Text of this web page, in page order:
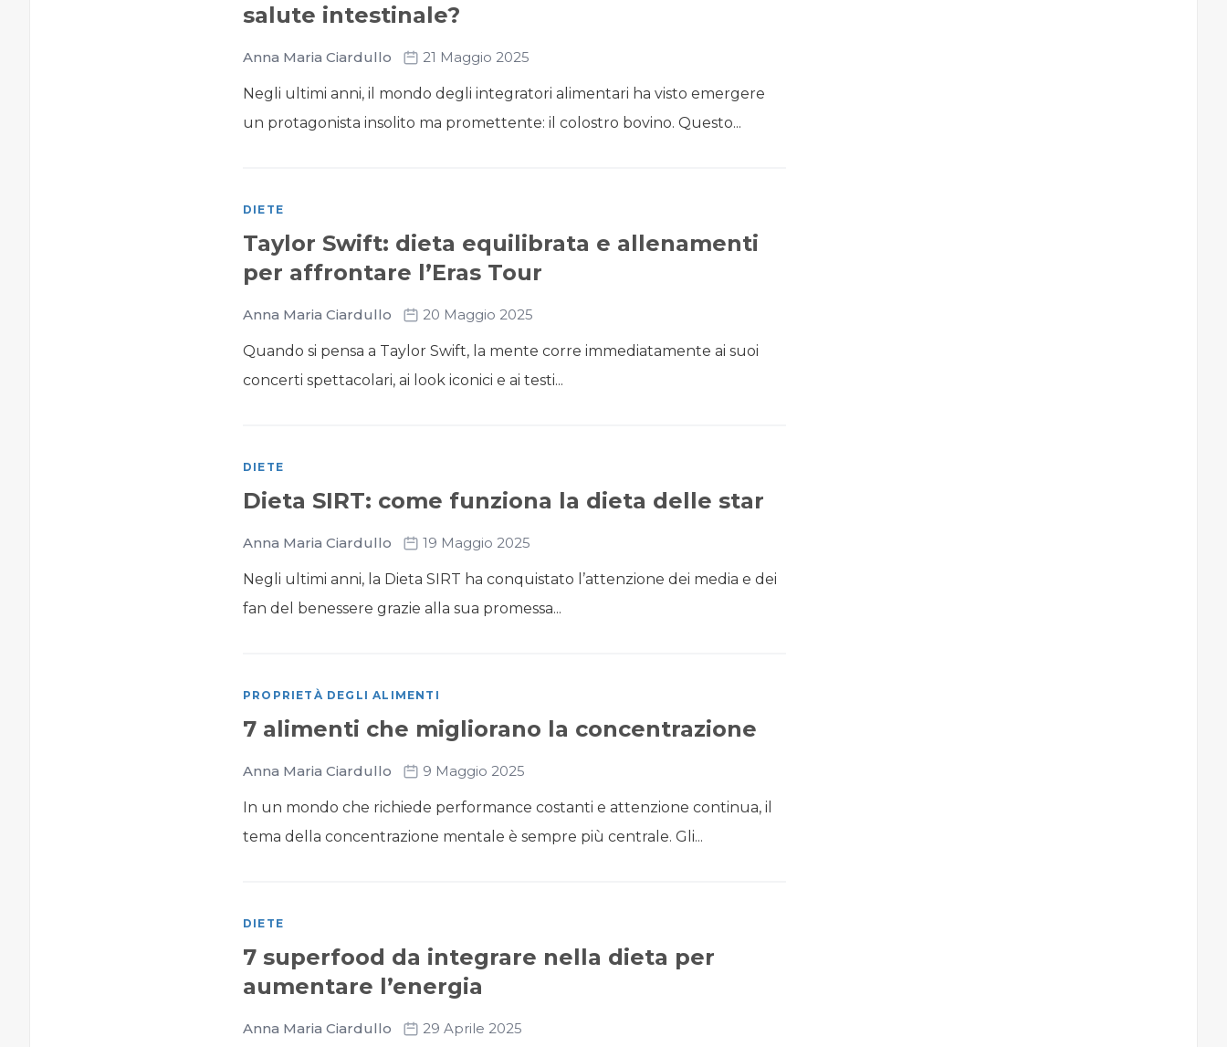
salute intestinale?
Anna Maria Ciardullo 21 Maggio 2025
Negli ultimi anni, il mondo degli integratori alimentari ha visto emergere
un protagonista insolito ma promettente: il colostro bovino. Questo...
DIETE
Taylor Swift: dieta equilibrata e allenamenti
per affrontare l’Eras Tour
Anna Maria Ciardullo 20 Maggio 2025
Quando si pensa a Taylor Swift, la mente corre immediatamente ai suoi
concerti spettacolari, ai look iconici e ai testi...
DIETE
Dieta SIRT: come funziona la dieta delle star
Anna Maria Ciardullo 19 Maggio 2025
Negli ultimi anni, la Dieta SIRT ha conquistato l’attenzione dei media e dei
fan del benessere grazie alla sua promessa...
PROPRIETÀ DEGLI ALIMENTI
7 alimenti che migliorano la concentrazione
Anna Maria Ciardullo 9 Maggio 2025
In un mondo che richiede performance costanti e attenzione continua, il
tema della concentrazione mentale è sempre più centrale. Gli...
DIETE
7 superfood da integrare nella dieta per
aumentare l’energia
Anna Maria Ciardullo 29 Aprile 2025